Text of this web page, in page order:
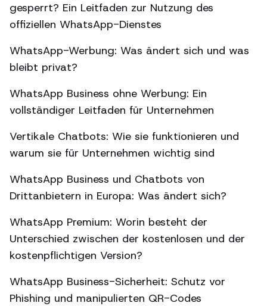
gesperrt? Ein Leitfaden zur Nutzung des
offiziellen WhatsApp-Dienstes
WhatsApp-Werbung: Was ändert sich und was
bleibt privat?
WhatsApp Business ohne Werbung: Ein
vollständiger Leitfaden für Unternehmen
Vertikale Chatbots: Wie sie funktionieren und
warum sie für Unternehmen wichtig sind
WhatsApp Business und Chatbots von
Drittanbietern in Europa: Was ändert sich?
WhatsApp Premium: Worin besteht der
Unterschied zwischen der kostenlosen und der
kostenpflichtigen Version?
WhatsApp Business-Sicherheit: Schutz vor
Phishing und manipulierten QR-Codes